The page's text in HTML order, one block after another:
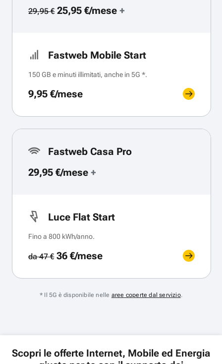
29,95 €25,95 €/mese+
Fastweb Mobile Start
150 GB e minuti illimitati, anche in 5G *.
9,95 €/mese
Fastweb Casa Pro
29,95 €/mese +
Luce Flat Start
Fino a 800 kWh/anno.
da 47 €36 €/mese
* Il 5G è disponibile nelle aree coperte dal servizio.
Scopri le offerte Internet, Mobile ed Energia